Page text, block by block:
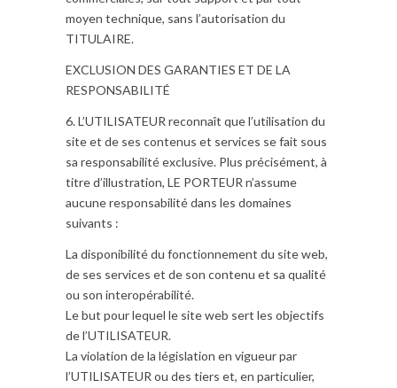
moyen technique, sans l’autorisation du
TITULAIRE.
EXCLUSION DES GARANTIES ET DE LA
RESPONSABILITÉ
6. L’UTILISATEUR reconnaît que l’utilisation du
site et de ses contenus et services se fait sous
sa responsabilité exclusive. Plus précisément, à
titre d’illustration, LE PORTEUR n’assume
aucune responsabilité dans les domaines
suivants :
La disponibilité du fonctionnement du site web,
de ses services et de son contenu et sa qualité
ou son interopérabilité.
Le but pour lequel le site web sert les objectifs
de l’UTILISATEUR.
La violation de la législation en vigueur par
l’UTILISATEUR ou des tiers et, en particulier,